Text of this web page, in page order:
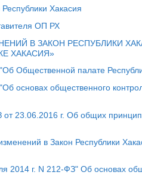
Хакасия
ОП РХ
В ЗАКОН РЕСПУБЛИКИ
ХАКАСИЯ»
Общественной палате
основах общественного
23.06.2016 г. Об общих
в Закон Республики
г. N 212-ФЗ" Об основах